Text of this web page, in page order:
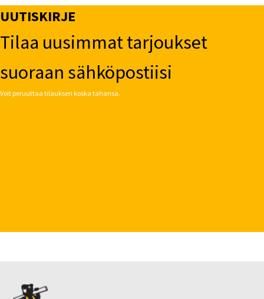
UUTISKIRJE
Tilaa uusimmat tarjoukset
suoraan sähköpostiisi
Voit peruuttaa tilauksen koska tahansa.